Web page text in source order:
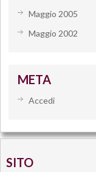
Maggio 2005
Maggio 2002
META
Accedi
SITO